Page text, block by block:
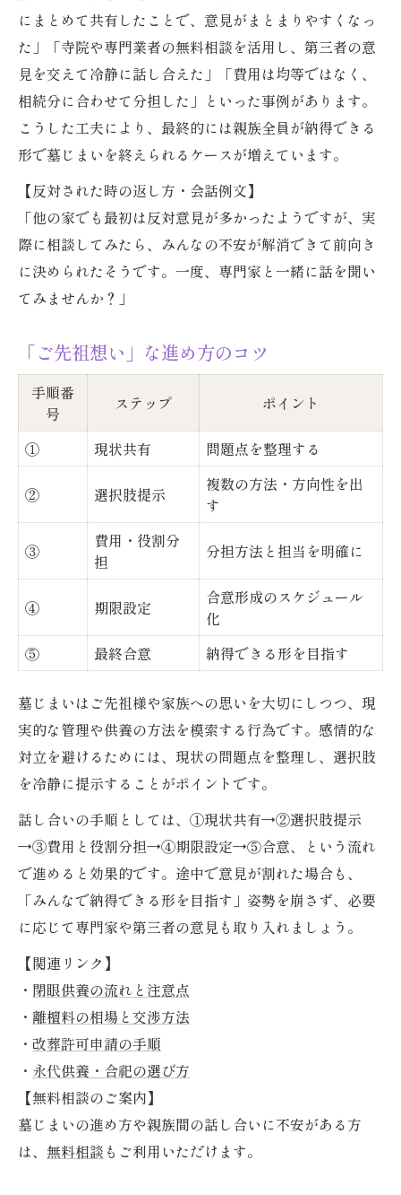
にまとめて共有したことで、意見がまとまりやすくなっ
た」「寺院や専門業者の無料相談を活用し、第三者の意
見を交えて冷静に話し合えた」「費用は均等ではなく、
相続分に合わせて分担した」といった事例があります。
こうした工夫により、最終的には親族全員が納得できる
形で墓じまいを終えられるケースが増えています。
【反対された時の返し方・会話例文】
「他の家でも最初は反対意見が多かったようですが、実
際に相談してみたら、みんなの不安が解消できて前向き
に決められたそうです。一度、専門家と一緒に話を聞い
てみませんか？」
「ご先祖想い」な進め方のコツ
手順番
号
ステップ ポイント
① 現状共有 問題点を整理する
② 選択肢提示
複数の方法・方向性を出
す
③
費用・役割分
担
分担方法と担当を明確に
④ 期限設定
合意形成のスケジュール
化
⑤
最終合意 納得できる形を目指す
墓じまいはご先祖様や家族への思いを大切にしつつ、現
実的な管理や供養の方法を模索する行為です。感情的な
対立を避けるためには、現状の問題点を整理し、選択肢
を冷静に提示することがポイントです。
話し合いの手順としては、①現状共有→②選択肢提示
→③費用と役割分担→④期限設定→⑤合意、という流れ
で進めると効果的です。途中で意見が割れた場合も、
「みんなで納得できる形を目指す」姿勢を崩さず、必要
に応じて専門家や第三者の意見も取り入れましょう。
【関連リンク】
・ 閉眼供養の流れと注意点
・ 離檀料の相場と交渉方法
・ 改葬許可申請の手順
・ 永代供養・合祀の選び方
【無料相談のご案内】
墓じまいの進め方や親族間の話し合いに不安がある方
は、 無料相談 もご利用いただけます。